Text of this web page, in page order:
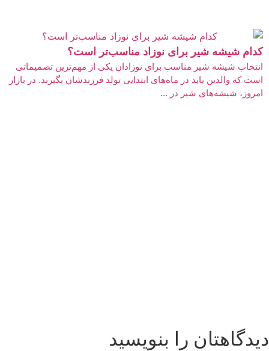
کدام شیشه شیر برای نوزاد مناسب‌تر است؟
انتخاب شیشه شیر مناسب برای نوزادان یکی از مهم‌ترین تصمیماتی
است که والدین باید در ماه‌های ابتدایی تولد فرزندشان بگیرند. در بازار
امروز، شیشه‌های شیر در ...
دیدگاهتان را بنویسید